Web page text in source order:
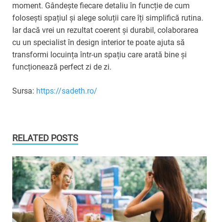
moment. Gândește fiecare detaliu în funcție de cum
folosești spațiul și alege soluții care îți simplifică rutina.
Iar dacă vrei un rezultat coerent și durabil, colaborarea
cu un specialist în design interior te poate ajuta să
transformi locuința într-un spațiu care arată bine și
funcționează perfect zi de zi.
Sursa: https://sadeth.ro/
RELATED POSTS